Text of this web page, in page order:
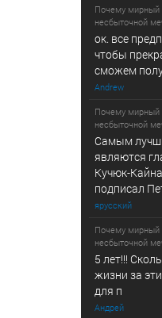
Почему мирный
несбыточной
ок. все
чтобы
сможем
Andrew
Почему мирный
несбыточной
Самым
являются
Кучюк-
подписал
ярусский
Почему мирный
несбыточной
5 лет!!!
жизни за
для п
Андрей